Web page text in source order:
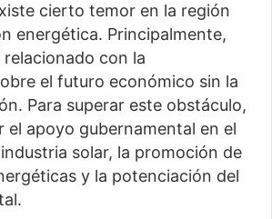
cierto temor en la región
energética. Principalmente,
con la
el futuro económico sin la
Para superar este obstáculo,
el apoyo gubernamental en el
solar, la promoción de
y la potenciación del